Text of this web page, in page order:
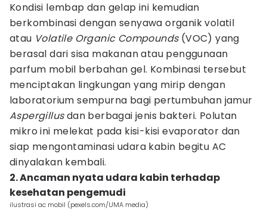
Kondisi lembap dan gelap ini kemudian
berkombinasi dengan senyawa organik volatil
atau Volatile Organic Compounds(VOC) yang
berasal dari sisa makanan atau penggunaan
parfum mobil berbahan gel. Kombinasi tersebut
menciptakan lingkungan yang mirip dengan
laboratorium sempurna bagi pertumbuhan jamur
Aspergillusdan berbagai jenis bakteri. Polutan
mikro ini melekat pada kisi-kisi evaporator dan
siap mengontaminasi udara kabin begitu AC
dinyalakan kembali.
2. Ancaman nyata udara kabin terhadap
kesehatan pengemudi
ilustrasi ac mobil (pexels.com/UMA media)